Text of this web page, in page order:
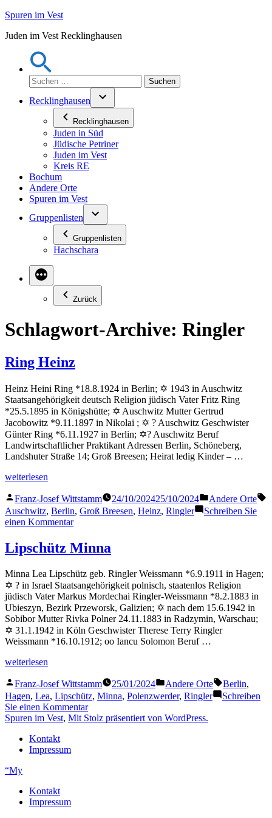
Zum
springen
Spuren im Vest
Juden im Vest Recklinghausen
Suchen
nach:
Recklinghausen
Recklinghausen
Juden in Süd
Jüdische Petriner
Juden im Vest
Kreis RE
Bochum
Andere Orte
Spuren im Vest
Gruppenlisten
Gruppenlisten
Hachschara
Zurück
Schlagwort-Archive: Ringler
Ring Heinz
Heinz Heini Ring *18.8.1924 in Berlin; ✡ 1943 in Auschwitz
Staatsangehörigkeit deutsch Religion jüdisch Vater Fritz Ring
*25.5.1895 in Königshütte; ✡ Auschwitz Mutter Gertrud
Jacobowitz *9.11.1897 in Nikolai ; ✡ ? Auschwitz Geschwister
Günter Ring *6.11.1927 in Berlin; ✡? Auschwitz Beruf
Landwirtschaftlicher Praktikant Adressen Berlin, Schöneberg,
Landshuter Straße 14; Groß Breesen; Heirat ledig Kinder – …
„Ring
weiterlesen
Veröffentlicht
von
Franz-Josef Wittstamm 24/10/202425/10/2024
Veröffentlicht
in
Andere Orte
Auschwitz, Berlin, Groß Breesen, Heinz, Ringler
Schreiben Sie
einen Kommentarzu
Heinz
Lipschütz Minna
Minna Lea Lipschütz geb. Ringler Weissmann *6.9.1911 in Hagen;
✡ ? in Israel Staatsangehörigkeit polnisch, staatenlos Religion
jüdisch Vater Markus Mordechai Ringler-Weissmann *8.2.1883 in
Ubieszyn, Bezirk Przeworsk, Galizien; ✡ nach dem 15.6.1942 in
Sobibor Mutter Rivka Polner 24.11.1883 in Radzymin, Warschau;
✡ 31.1.1942 in Köln Geschwister Therese Terry Ringler
Weissmann *16.10.1912; oo Iancu Solomon Beruf …
„Lipschütz
weiterlesen
Veröffentlicht
von
Franz-Josef Wittstamm 25/01/2024
Veröffentlicht
in
Andere Orte Berlin,
Hagen, Lea, Lipschütz, Minna, Polenzwerder, Ringler
Schreiben
Sie einen Kommentarzu
Lipschütz
Spuren im Vest, Mit Stolz präsentiert von WordPress.
Kontakt
Impressum
“My
Kontakt
Impressum